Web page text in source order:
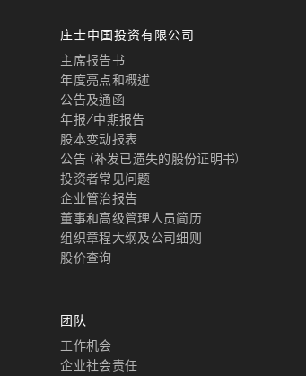
庄士中国投资有限公司
主席报告书
年度亮点和概述
公告及通函
年报/中期报告
股本变动报表
公告 (补发已遗失的股份证明书)
投资者常见问题
企业管治报告
董事和高级管理人员简历
组织章程大纲及公司细则
股价查询
团队
工作机会
企业社会责任